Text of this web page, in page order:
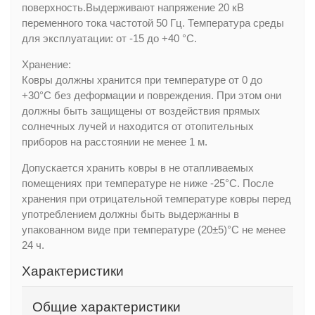
поверхность.Выдерживают напряжение 20 кВ
переменного тока частотой 50 Гц. Температура среды
для эксплуатации: от -15 до +40 °С.
Хранение:
Ковры должны хранится при температуре от 0 до
+30°С без деформации и повреждения. При этом они
должны быть защищены от воздействия прямых
солнечных лучей и находится от отопительных
приборов на расстоянии не менее 1 м.
Допускается хранить ковры в не отапливаемых
помещениях при температуре не ниже -25°С. После
хранения при отрицательной температуре ковры перед
употреблением должны быть выдержанны в
упакованном виде при температуре (20±5)°С не менее
24 ч.
Характеристики
Общие характеристики